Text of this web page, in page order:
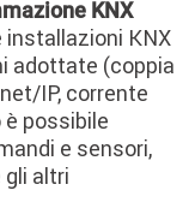
KNX
KNX
adottate (coppia
IP, corrente
possibile
e sensori,
altri